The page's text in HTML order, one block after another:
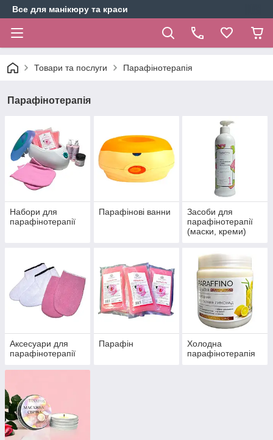
Все для манікюру та краси
Товари та послуги Парафінотерапія
Парафінотерапія
Набори для
парафінотерапії
Парафінові ванни
Засоби для
парафінотерапії
(маски, креми)
Аксесуари для
парафінотерапії
Парафін
Холодна
парафінотерапія